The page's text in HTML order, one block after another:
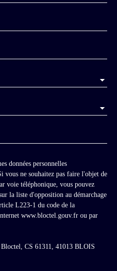
données personnelles
vous ne souhaitez pas faire l'objet de
voie téléphonique, vous pouvez
la liste d'opposition au démarchage
L223-1 du code de la
www.bloctel.gouv.fr ou par
CS 61311, 41013 BLOIS